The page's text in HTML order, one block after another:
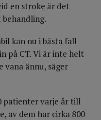
en stroke är det
kan nu i bästa fall
på CT. Vi är inte helt
vana ännu, säger
patienter varje år till
av dem har cirka 800